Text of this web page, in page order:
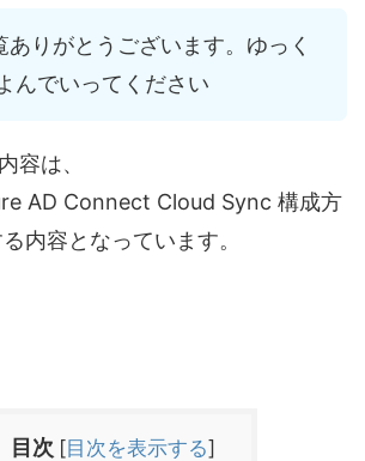
ありがとうございます。ゆっく
んでいってください
容は、
AD Connect Cloud Sync 構成方
内容となっています。
目次 [目次を表示する]